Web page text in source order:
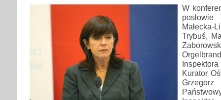
W
Trybuś,
Kurator